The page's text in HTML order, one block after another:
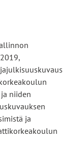
niiden
ja